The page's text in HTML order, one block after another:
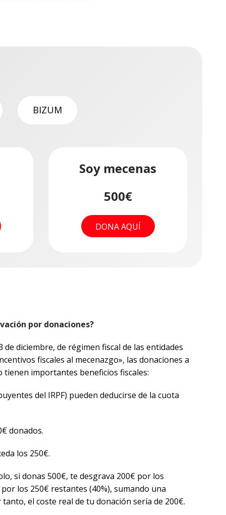
BIZUM
Soy mecenas
500€
DONA AQUÍ
por donaciones?
de diciembre, de régimen fiscal de las entidades
fiscales al mecenazgo», las donaciones a
tienen importantes beneficios fiscales:
del IRPF) pueden deducirse de la cuota
donados.
los 250€.
si donas 500€, te desgrava 200€ por los
los 250€ restantes (40%), sumando una
el coste real de tu donación sería de 200€.